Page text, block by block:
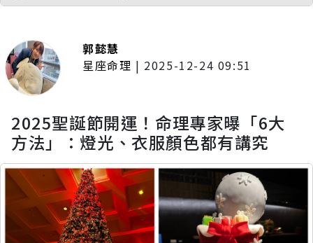
郭懿慧
星座命理 | 2025-12-24 09:51
2025聖誕節開運！命理專家曝「6大
方法」：燈光、衣服顏色都有講究